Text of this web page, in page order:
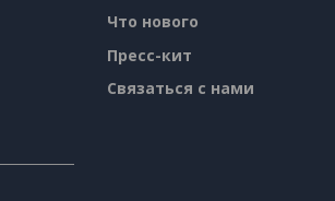
Что нового
Пресс-кит
Связаться с нами